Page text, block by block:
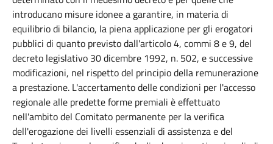
introducano misure idonee a garantire, in materia di
equilibrio di bilancio, la piena applicazione per gli erogatori
pubblici di quanto previsto dall'articolo 4, commi 8 e 9, del
decreto legislativo 30 dicembre 1992, n. 502, e successive
modificazioni, nel rispetto del principio della remunerazione
a prestazione. L'accertamento delle condizioni per l'accesso
regionale alle predette forme premiali è effettuato
nell'ambito del Comitato permanente per la verifica
dell'erogazione dei livelli essenziali di assistenza e del